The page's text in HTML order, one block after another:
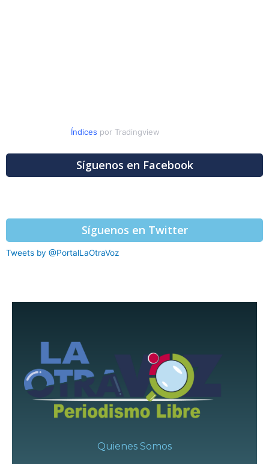
Índices por Tradingview
Síguenos en Facebook
Síguenos en Twitter
Tweets by @PortalLaOtraVoz
Quienes Somos